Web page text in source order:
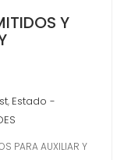
Y
, Estado -
PARA AUXILIAR Y